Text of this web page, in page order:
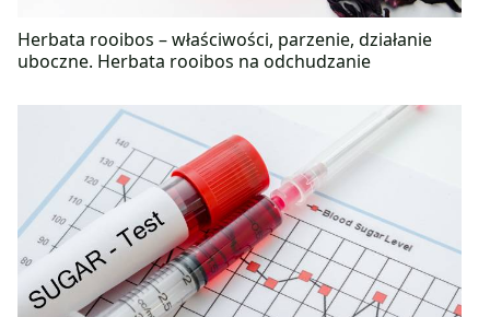
Herbata rooibos – właściwości, parzenie, działanie
uboczne. Herbata rooibos na odchudzanie